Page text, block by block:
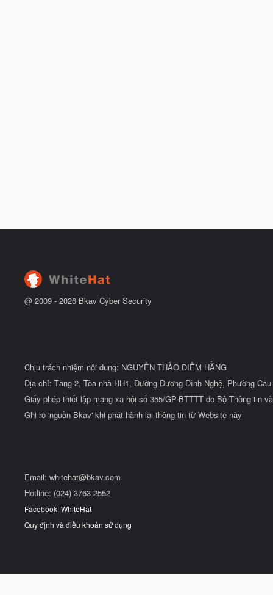
@ 2009 - 2026 Bkav Cyber Security
Chịu trách nhiệm nội dung: NGUYỄN THẢO DIỄM HẰNG
Địa chỉ: Tầng 2, Tòa nhà HH1, Đường Dương Đình Nghệ, Phường
Giấy phép thiết lập mạng xã hội số 355/GP-BTTTT do Bộ Thông tin
Ghi rõ 'nguồn Bkav' khi phát hành lại thông tin từ Website này
Email: whitehat@bkav.com
Hotline: (024) 3763 2552
Facebook: WhiteHat
Quy định và điều khoản sử dụng